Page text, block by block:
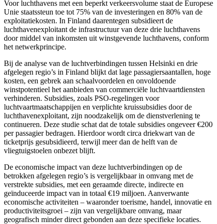
Voor luchthavens met een beperkt verkeersvolume staat de Europese
Unie staatssteun toe tot 75% van de investeringen en 80% van de
exploitatiekosten. In Finland daarentegen subsidieert de
luchthavenexploitant de infrastructuur van deze drie luchthavens
door middel van inkomsten uit winstgevende luchthavens, conform
het netwerkprincipe.
Bij de analyse van de luchtverbindingen tussen Helsinki en drie
afgelegen regio’s in Finland blijkt dat lage passagiersaantallen, hoge
kosten, een gebrek aan schaalvoordelen en onvoldoende
winstpotentieel het aanbieden van commerciële luchtvaartdiensten
verhinderen. Subsidies, zoals PSO-regelingen voor
luchtvaartmaatschappijen en verplichte kruissubsidies door de
luchthavenexploitant, zijn noodzakelijk om de dienstverlening te
continueren. Deze studie schat dat de totale subsidies ongeveer €200
per passagier bedragen. Hierdoor wordt circa driekwart van de
ticketprijs gesubsidieerd, terwijl meer dan de helft van de
vliegtuigstoelen onbezet blijft.
De economische impact van deze luchtverbindingen op de
betrokken afgelegen regio’s is vergelijkbaar in omvang met de
verstrekte subsidies, met een geraamde directe, indirecte en
geïnduceerde impact van in totaal €19 miljoen. Aanverwante
economische activiteiten – waaronder toerisme, handel, innovatie en
productiviteitsgroei – zijn van vergelijkbare omvang, maar
geografisch minder direct gebonden aan deze specifieke locaties.